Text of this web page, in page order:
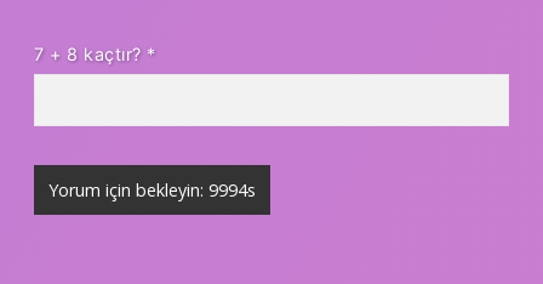
7 + 8 kaçtır? *